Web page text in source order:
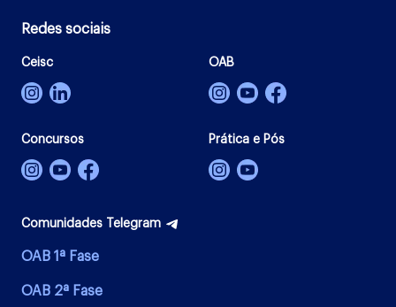
Redes sociais
Ceisc OAB
Concursos Prática e Pós
Comunidades Telegram
OAB 1ª Fase
OAB 2ª Fase